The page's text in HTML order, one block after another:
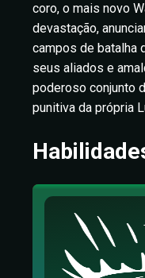
coro, o mais novo
devastação,
campos de batalha
seus aliados e
poderoso conjunto
punitiva da própria